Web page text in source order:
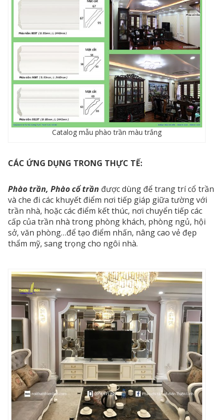
Catalog mẫu phào trần màu trắng
CÁC ỨNG DỤNG TRONG THỰC TẾ:
Phào trần, Phào cổ trần được dùng để trang trí cổ trần
và che đi các khuyết điểm nơi tiếp giáp giữa tường với
trần nhà, hoặc các điểm kết thúc, nơi chuyển tiếp các
cấp của trần nhà trong phòng khách, phòng ngủ, hội
sở, văn phòng…để tạo điểm nhấn, nâng cao vẻ đẹp
thẩm mỹ, sang trọng cho ngôi nhà.